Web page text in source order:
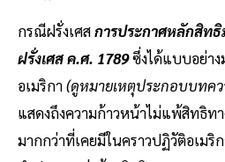
กรณีฝรั่งเศสการประกาศหลักสิท
ฝรั่งเศส ค.ศ. 1789ซึ่งได้แบบอย่าง
อเมริกา(ดูหมายเหตุประกอบบทคว
แสดงถึงความก้าวหน้าไม่แพ้สิทธิท
มากกว่าที่เคยมีในคราวปฏิวัติอเมริ